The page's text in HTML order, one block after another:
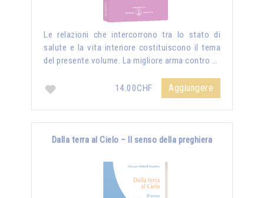
Le relazioni che intercorrono tra lo stato di
salute e la vita interiore costituiscono il tema
del presente volume. La migliore arma contro …
14.00CHF Aggiungere
Dalla terra al Cielo – Il senso della preghiera